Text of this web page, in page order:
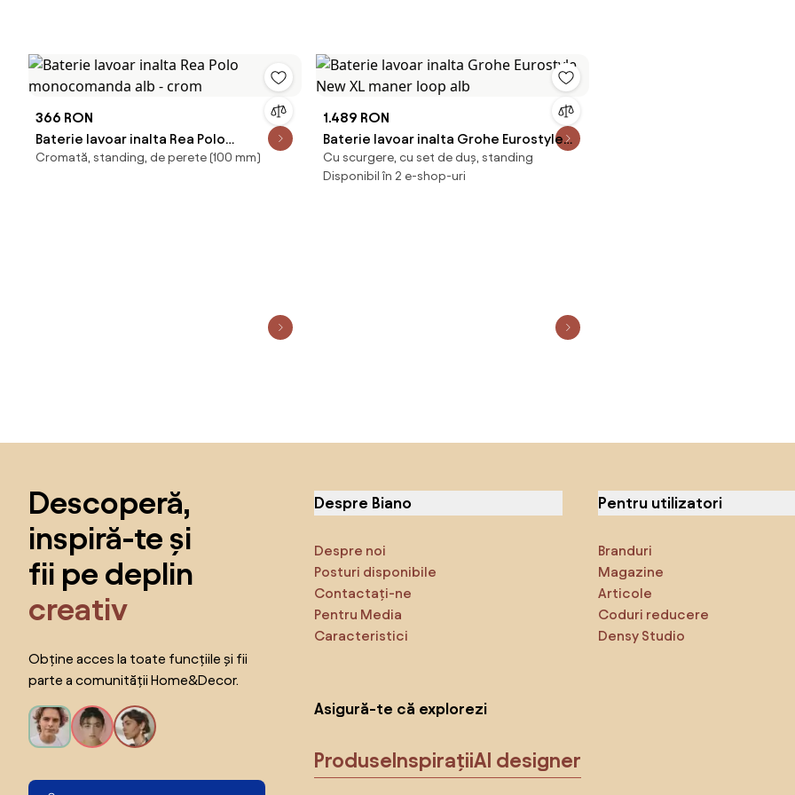
366 RON
Baterie lavoar inalta Rea Polo
monocomanda alb - crom
Cromată, standing, de perete (100 mm)
1.489 RON
Baterie lavoar inalta Grohe Eurostyle
New XL maner loop alb
Cu scurgere, cu set de duș, standing
Disponibil în 2 e-shop-uri
Descoperă,
inspiră-te și
fii pe deplin
creativ
Obține acces la toate funcțiile și fii
parte a comunității Home&Decor.
Despre Biano
Despre noi
Posturi disponibile
Contactați-ne
Pentru Media
Caracteristici
Pentru utilizatori
Branduri
Magazine
Articole
Coduri reducere
Densy Studio
Asigură-te că explorezi
Produse InspirațiiAI designer